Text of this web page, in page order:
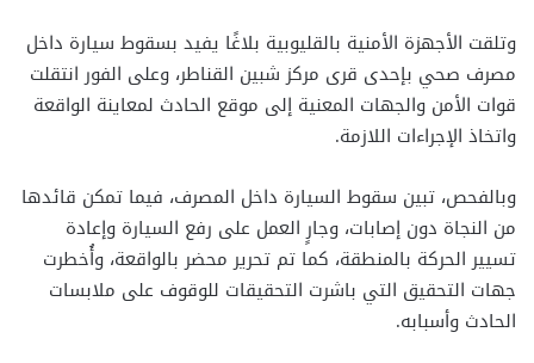
وتلقت الأجهزة الأمنية بالقليوبية بلاغًا يفيد بسقوط سيارة داخل
مصرف صحي بإحدى قرى مركز شبين القناطر، وعلى الفور انتقلت
قوات الأمن والجهات المعنية إلى موقع الحادث لمعاينة الواقعة
واتخاذ الإجراءات اللازمة.
وبالفحص، تبين سقوط السيارة داخل المصرف، فيما تمكن قائدها
من النجاة دون إصابات، وجارٍ العمل على رفع السيارة وإعادة
تسيير الحركة بالمنطقة، كما تم تحرير محضر بالواقعة، وأُخطرت
جهات التحقيق التي باشرت التحقيقات للوقوف على ملابسات
الحادث وأسبابه.